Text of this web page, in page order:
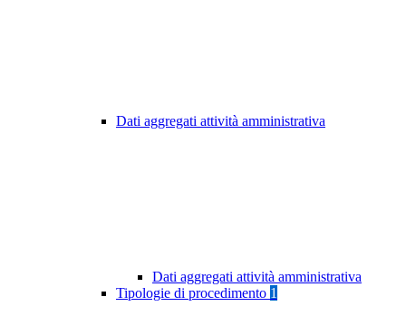
Dati aggregati attività amministrativa
Dati aggregati attività amministrativa
Tipologie di procedimento 1